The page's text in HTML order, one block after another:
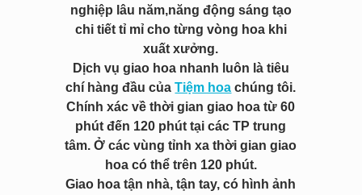
nghiệp lâu năm,năng động sáng tạo
chi tiết tỉ mỉ cho từng vòng hoa khi
xuất xưởng.
Dịch vụ giao hoa nhanh luôn là tiêu
chí hàng đầu củaTiệm hoa chúng tôi.
Chính xác về thời gian giao hoa từ 60
phút đến 120 phút tại các TP trung
tâm. Ở các vùng tỉnh xa thời gian giao
hoa có thể trên 120 phút.
Giao hoa tận nhà, tận tay, có hình ảnh